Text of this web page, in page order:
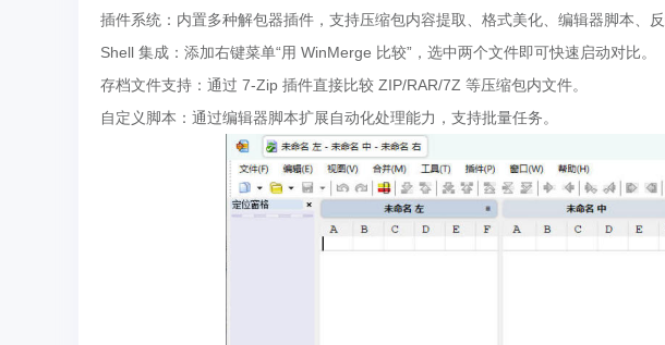
插件系统：内置多种解包器插件，支持压缩包内容提取、格式美化、编辑器脚本、反
Shell 集成：添加右键菜单“用 WinMerge 比较”，选中两个文件即可快速启动对比。
存档文件支持：通过 7-Zip 插件直接比较 ZIP/RAR/7Z 等压缩包内文件。
自定义脚本：通过编辑器脚本扩展自动化处理能力，支持批量任务。